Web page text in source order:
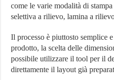
come le varie modalità di
selettiva a rilievo, lamina a
Il processo è piuttosto semplice
prodotto, la scelta delle
possibile utilizzare il tool per il
direttamente il layout già